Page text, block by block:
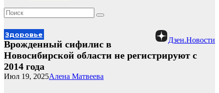
Дзен.Новости
Здоровье
Врожденный сифилис в
Новосибирской области не регистрируют с
2014 года
Алена Матвеева
Июл 19, 2025